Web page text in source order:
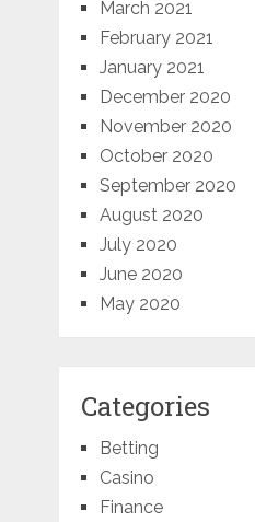
March 2021
February 2021
January 2021
December 2020
November 2020
October 2020
September 2020
August 2020
July 2020
June 2020
May 2020
Categories
Betting
Casino
Finance